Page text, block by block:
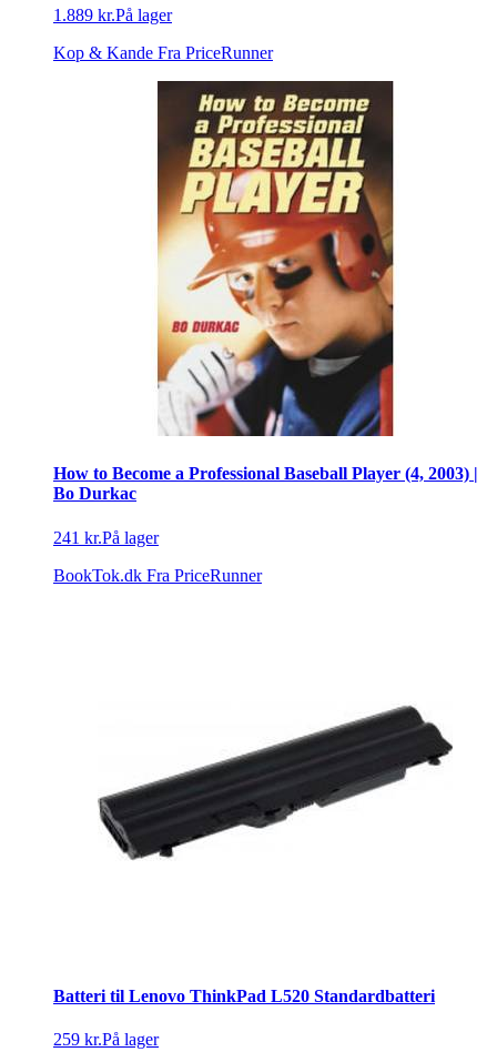
1.889 kr.På lager
Kop & Kande Fra PriceRunner
How to Become a Professional Baseball Player (4, 2003) |
Bo Durkac
241 kr.På lager
BookTok.dk Fra PriceRunner
Batteri til Lenovo ThinkPad L520 Standardbatteri
259 kr.På lager